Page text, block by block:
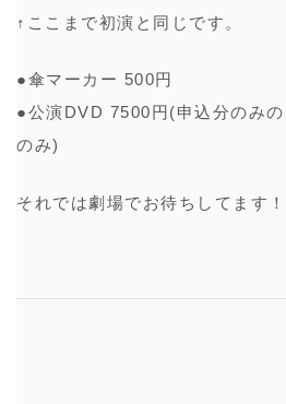
↑ここまで初演と同じです。
●傘マーカー 500円
●公演DVD 7500円(申込分のみ
のみ)
それでは劇場でお待ちしてます！